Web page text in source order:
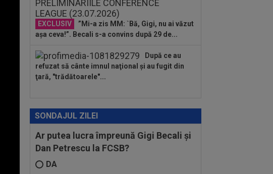
EXCLUSIV
”Mi-a zis MM: `Bă, Gigi, nu ai văzut
așa ceva!”. Becali s-a convins după 29 de...
După ce au
refuzat să cânte imnul naţional şi au fugit din
ţară, "trădătoarele"...
SONDAJUL ZILEI
Ar putea lucra împreună Gigi Becali și
Dan Petrescu la FCSB?
DA